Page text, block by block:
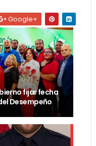
Google+
fijar fecha
Desempeño